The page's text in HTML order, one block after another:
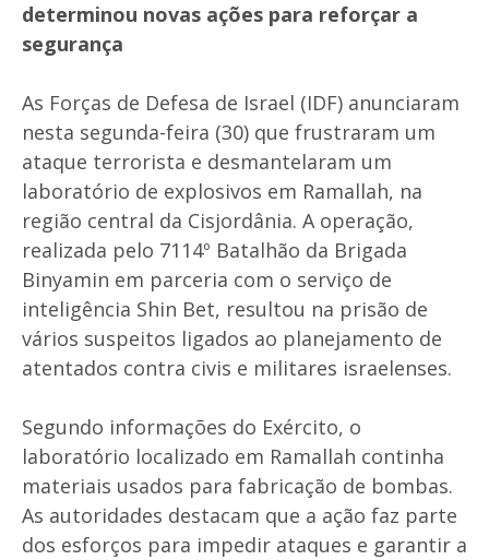
determinou novas ações para reforçar a
segurança
As Forças de Defesa de Israel (IDF) anunciaram
nesta segunda-feira (30) que frustraram um
ataque terrorista e desmantelaram um
laboratório de explosivos em Ramallah, na
região central da Cisjordânia. A operação,
realizada pelo 7114º Batalhão da Brigada
Binyamin em parceria com o serviço de
inteligência Shin Bet, resultou na prisão de
vários suspeitos ligados ao planejamento de
atentados contra civis e militares israelenses.
Segundo informações do Exército, o
laboratório localizado em Ramallah continha
materiais usados para fabricação de bombas.
As autoridades destacam que a ação faz parte
dos esforços para impedir ataques e garantir a